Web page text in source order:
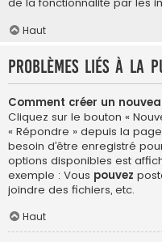
Haut
Problèmes liés à la
Comment créer un
Cliquez sur le bouton «
« Répondre » depuis la
besoin d’être enregistré
options disponibles est
exemple : Vous pouvez
joindre des fichiers, etc.
Haut